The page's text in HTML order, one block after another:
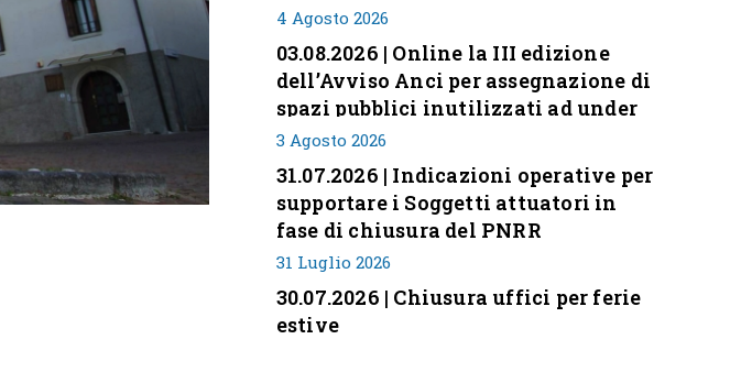
4 Agosto 2026
03.08.2026 | Online la III edizione
dell’Avviso Anci per assegnazione di
spazi pubblici inutilizzati ad under
35
3 Agosto 2026
31.07.2026 | Indicazioni operative per
supportare i Soggetti attuatori in
fase di chiusura del PNRR
31 Luglio 2026
30.07.2026 | Chiusura uffici per ferie
estive